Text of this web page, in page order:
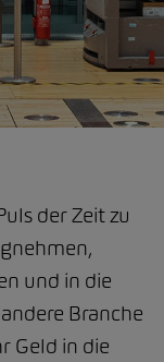
der Zeit zu
und in die
Branche
Geld in die